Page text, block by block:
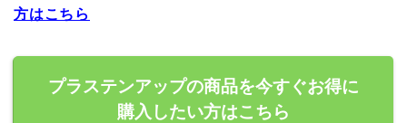
方はこちら
プラステンアップの商品を今すぐお得に
購入したい方はこちら